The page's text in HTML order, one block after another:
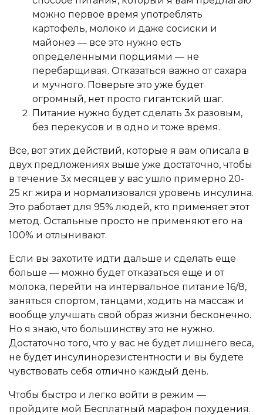
можно первое время употреблять
картофель, молоко и даже сосиски и
майонез — все это нужно есть
определенными порциями — не
перебарщивая. Отказаться важно от сахара
и мучного. Поверьте это уже будет
огромный, нет просто гигантский шаг.
Питание нужно будет сделать 3х разовым,
без перекусов и в одно и тоже время.
Все, вот этих действий, которые я вам описала в
двух предложениях выше уже достаточно, чтобы
в течение 3х месяцев у вас ушло примерно 20-
25 кг жира и нормализовался уровень инсулина.
Это работает для 95% людей, кто применяет этот
метод. Остальные просто не применяют его на
100% и отлынивают.
Если вы захотите идти дальше и сделать еще
больше — можно будет отказаться еще и от
молока, перейти на интервальное питание 16/8,
заняться спортом, танцами, ходить на массаж и
вообще улучшать свой образ жизни бесконечно.
Но я знаю, что большинству это не нужно.
Достаточно того, что у вас не будет лишнего веса,
не будет инсулинорезистентности и вы будете
чувствовать себя отлично каждый день.
Чтобы быстро и легко войти в режим —
пройдите мой Бесплатный марафон похудения.